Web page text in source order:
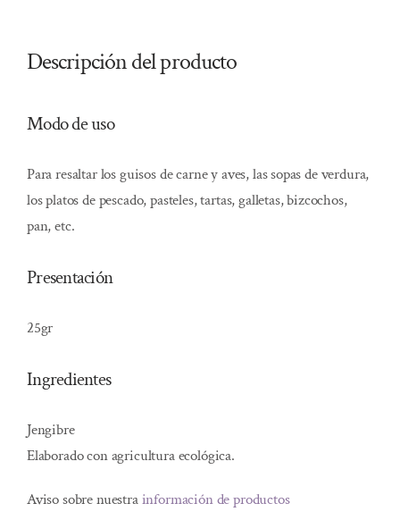
Descripción del producto
Modo de uso
Para resaltar los guisos de carne y aves, las sopas de verdura,
los platos de pescado, pasteles, tartas, galletas, bizcochos,
pan, etc.
Presentación
25gr
Ingredientes
Jengibre
Elaborado con agricultura ecológica.
Aviso sobre nuestrainformación de productos